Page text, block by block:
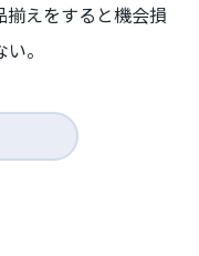
えをすると機会損
。